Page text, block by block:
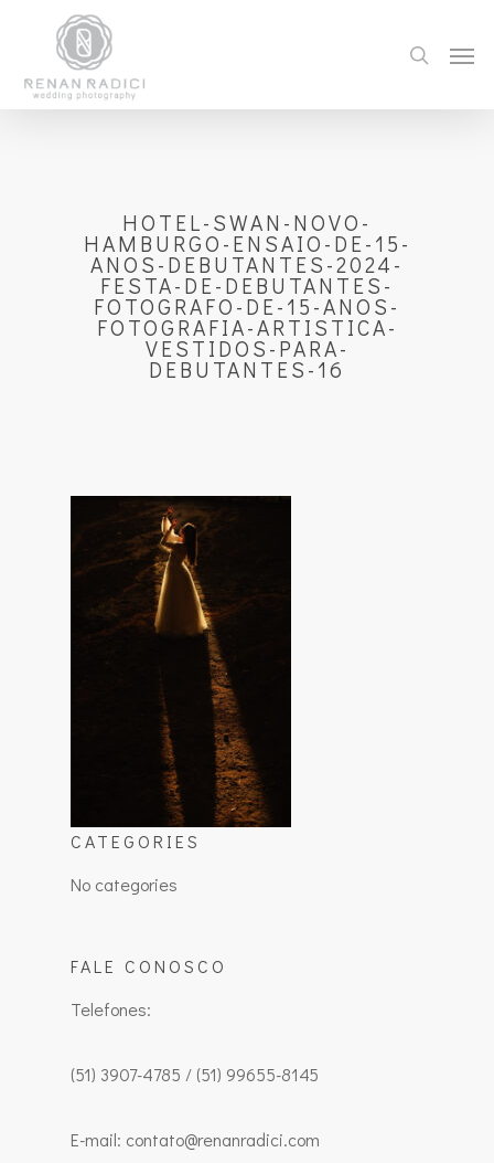
HOTEL-SWAN-NOVO-
HAMBURGO-ENSAIO-DE-15-
ANOS-DEBUTANTES-2024-
FESTA-DE-DEBUTANTES-
FOTOGRAFO-DE-15-ANOS-
FOTOGRAFIA-ARTISTICA-
VESTIDOS-PARA-
DEBUTANTES-16
CATEGORIES
No categories
FALE CONOSCO
Telefones:
(51) 3907-4785 / (51) 99655-8145
E-mail: contato@renanradici.com